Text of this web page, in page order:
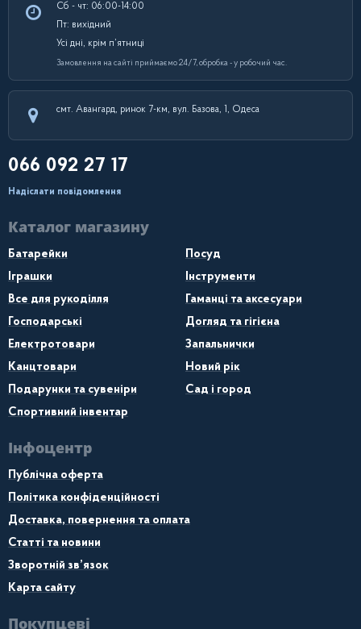
Сб - чт: 06:00-14:00
Пт: вихідний
Усі дні, крім п’ятниці
Замовлення на сайті приймаємо 24/7, обробка - у робочий час.
смт. Авангард, ринок 7-км, вул. Базова, 1, Одеса
066 092 27 17
Надіслати повідомлення
Каталог магазину
Батарейки
Посуд
Іграшки
Інструменти
Все для рукоділля
Гаманці та аксесуари
Господарські
Догляд та гігієна
Електротовари
Запальнички
Канцтовари
Новий рік
Подарунки та сувеніри
Сад і город
Спортивний інвентар
Інфоцентр
Публічна оферта
Політика конфіденційності
Доставка, повернення та оплата
Статті та новини
Зворотній зв’язок
Карта сайту
Покупцеві